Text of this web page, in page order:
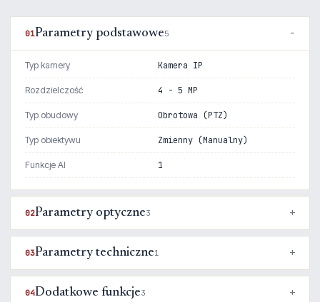
01Parametry podstawowe5
Typ kamery Kamera IP
Rozdzielczość 4 - 5 MP
Typ obudowy Obrotowa (PTZ)
Typ obiektywu Zmienny (Manualny)
Funkcje AI 1
02Parametry optyczne3
03Parametry techniczne1
04Dodatkowe funkcje3